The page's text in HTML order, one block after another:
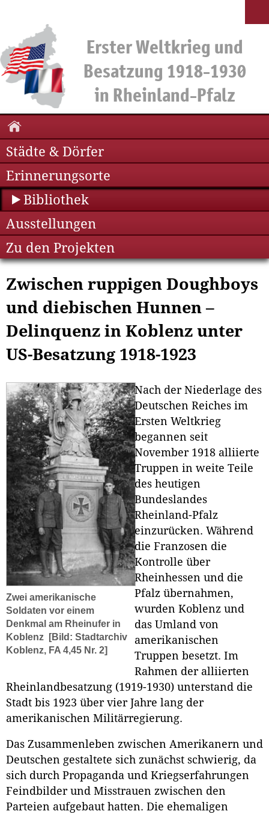
Städte & Dörfer
Erinnerungsorte
Bibliothek
Ausstellungen
Zu den Projekten
Zwischen ruppigen Doughboys
und diebischen Hunnen –
Delinquenz in Koblenz unter
US-Besatzung 1918-1923
Zwei amerikanische
Soldaten vor einem
Denkmal am Rheinufer in
Koblenz
[Bild: Stadtarchiv
Koblenz, FA 4,45 Nr. 2]
Nach der Niederlage des
Deutschen Reiches im
Ersten Weltkrieg
begannen seit
November 1918 alliierte
Truppen in weite Teile
des heutigen
Bundeslandes
Rheinland-Pfalz
einzurücken. Während
die Franzosen die
Kontrolle über
Rheinhessen und die
Pfalz übernahmen,
wurden Koblenz und
das Umland von
amerikanischen
Truppen besetzt. Im
Rahmen der alliierten
Rheinlandbesatzung (1919-1930) unterstand die
Stadt bis 1923 über vier Jahre lang der
amerikanischen Militärregierung.
Das Zusammenleben zwischen Amerikanern und
Deutschen gestaltete sich zunächst schwierig, da
sich durch Propaganda und Kriegserfahrungen
Feindbilder und Misstrauen zwischen den
Parteien aufgebaut hatten. Die ehemaligen